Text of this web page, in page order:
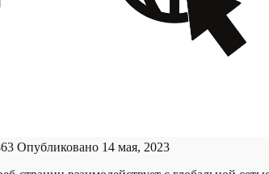
Опубликовано 14 мая, 2023